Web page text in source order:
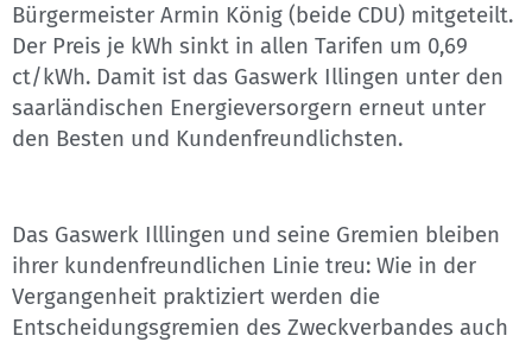
Bürgermeister Armin König (beide CDU) mitgeteilt.
Der Preis je kWh sinkt in allen Tarifen um 0,69
ct/kWh. Damit ist das Gaswerk Illingen unter den
saarländischen Energieversorgern erneut unter
den Besten und Kundenfreundlichsten.
Das Gaswerk Illlingen und seine Gremien bleiben
ihrer kundenfreundlichen Linie treu: Wie in der
Vergangenheit praktiziert werden die
Entscheidungsgremien des Zweckverbandes auch